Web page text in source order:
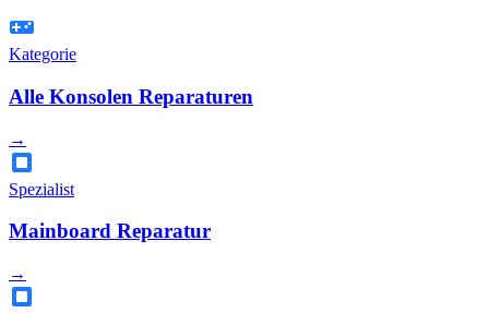
Kategorie
Alle Konsolen Reparaturen
→
Spezialist
Mainboard Reparatur
→